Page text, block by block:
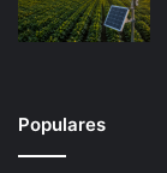
Populares